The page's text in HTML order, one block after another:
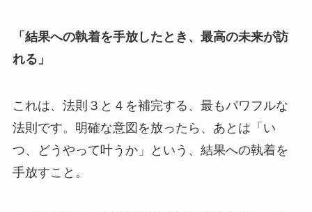
「結果への執着を手放したとき、最高の未来が訪
れる」
これは、法則３と４を補完する、最もパワフルな
法則です。明確な意図を放ったら、あとは「い
つ、どうやって叶うか」という、結果への執着を
手放すこと。